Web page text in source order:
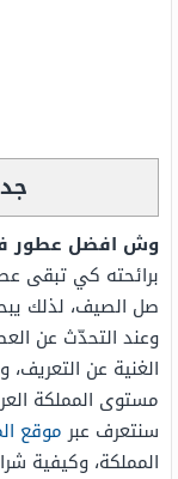
وش افضل عطور
برائحته كي تبقى
صل الصيف، لذلك
وعند التحدّث عن
الغنية عن
مستوى المملكة
سنتعرف عبرموقع
المملكة، وكيفية